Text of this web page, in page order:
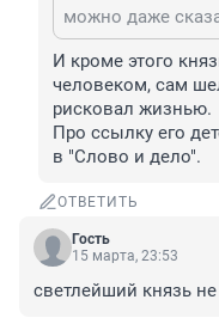
И кроме этого
человеком, сам
рисковал жизнью.
Про ссылку его
в "Слово и дело".
ОТВЕТИТЬ
Гость
15 марта, 23:53
светлейший князь